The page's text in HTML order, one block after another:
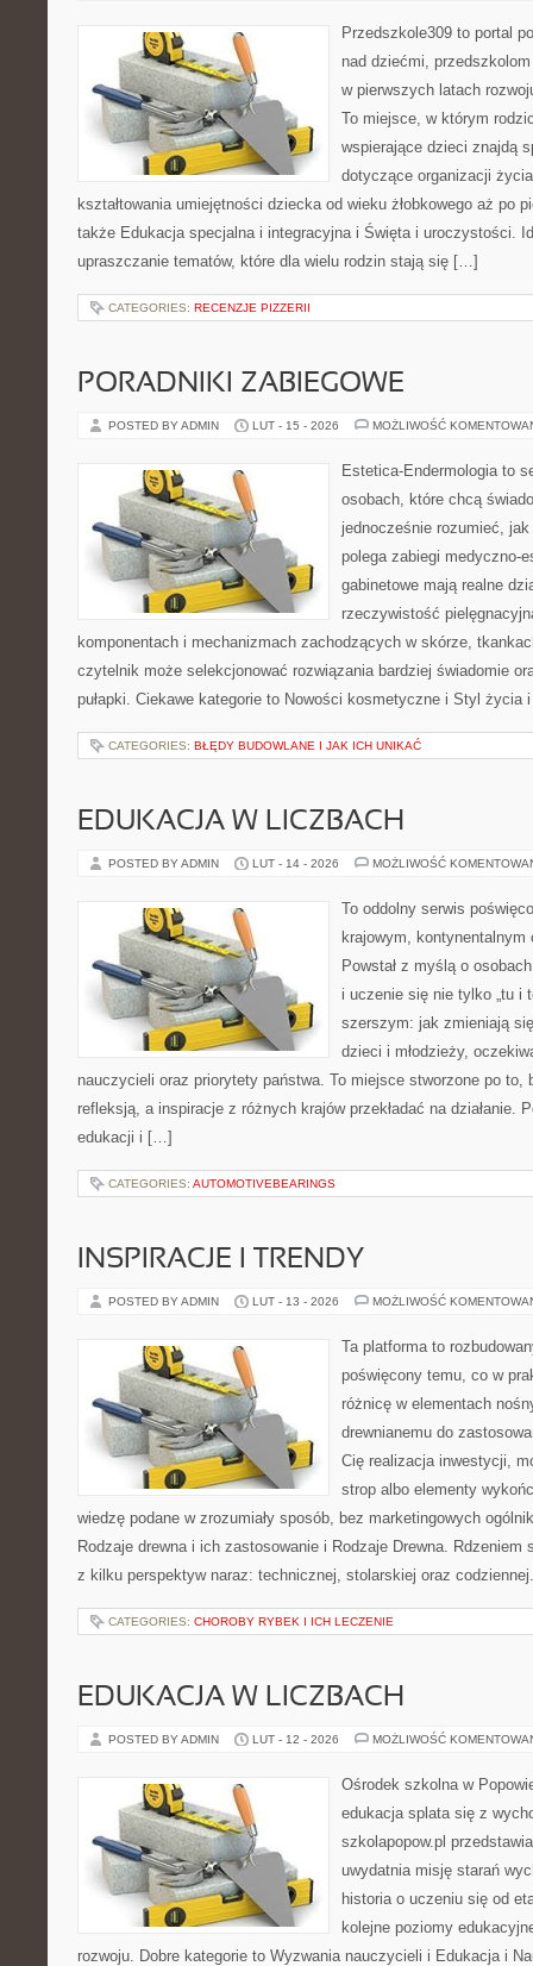
Przedszkole309 to portal
nad dziećmi,
w pierwszych latach
To miejsce, w którym
wspierające dzieci znajdą
dotyczące organizacji
kształtowania umiejętności dziecka od wieku żłobkowego aż po
także Edukacja specjalna i integracyjna i Święta i uroczystości.
upraszczanie tematów, które dla wielu rodzin stają się […]
CATEGORIES: RECENZJE PIZZERII
PORADNIKI ZABIEGOWE
POSTED BY ADMIN LUT - 15 - 2026 MOŻLIWOŚĆ
Estetica-Endermologia to
osobach, które chcą
jednocześnie rozumieć,
polega zabiegi medyczno-
gabinetowe mają realne
rzeczywistość
komponentach i mechanizmach zachodzących w skórze,
czytelnik może selekcjonować rozwiązania bardziej świadomie
pułapki. Ciekawe kategorie to Nowości kosmetyczne i Styl
CATEGORIES: BŁĘDY BUDOWLANE I JAK ICH UNIKAĆ
EDUKACJA W LICZBACH
POSTED BY ADMIN LUT - 14 - 2026 MOŻLIWOŚĆ
To oddolny serwis
krajowym, kontynentalnym
Powstał z myślą o
i uczenie się nie tylko „tu i
szerszym: jak zmieniają
dzieci i młodzieży,
nauczycieli oraz priorytety państwa. To miejsce stworzone po to,
refleksją, a inspiracje z różnych krajów przekładać na działanie.
edukacji i […]
CATEGORIES: AUTOMOTIVEBEARINGS
INSPIRACJE I TRENDY
POSTED BY ADMIN LUT - 13 - 2026 MOŻLIWOŚĆ
Ta platforma to
poświęcony temu, co w
różnicę w elementach
drewnianemu do
Cię realizacja inwestycji,
strop albo elementy
wiedzę podane w zrozumiały sposób, bez marketingowych
Rodzaje drewna i ich zastosowanie i Rodzaje Drewna. Rdzeniem
z kilku perspektyw naraz: technicznej, stolarskiej oraz
CATEGORIES: CHOROBY RYBEK I ICH LECZENIE
EDUKACJA W LICZBACH
POSTED BY ADMIN LUT - 12 - 2026 MOŻLIWOŚĆ
Ośrodek szkolna w
edukacja splata się z
szkolapopow.pl
uwydatnia misję starań
historia o uczeniu się od
kolejne poziomy
rozwoju. Dobre kategorie to Wyzwania nauczycieli i Edukacja i